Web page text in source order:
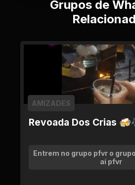
Grupos de
Revoada Dos Crias
AMIZADES
Entrem no grupo pfvr o
aí pfvr